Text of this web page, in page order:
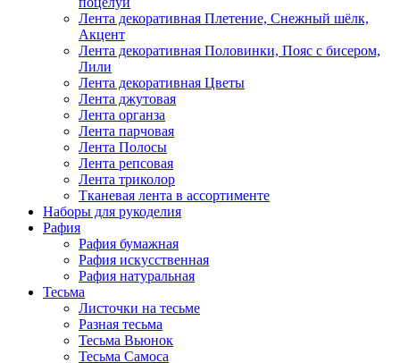
Лента декоративная Плетение, Снежный шёлк,
Акцент
Лента декоративная Половинки, Пояс с бисером,
Лили
Лента декоративная Цветы
Лента джутовая
Лента органза
Лента парчовая
Лента Полосы
Лента репсовая
Лента триколор
Тканевая лента в ассортименте
Наборы для рукоделия
Рафия
Рафия бумажная
Рафия искусственная
Рафия натуральная
Тесьма
Листочки на тесьме
Разная тесьма
Тесьма Вьюнок
Тесьма Самоса